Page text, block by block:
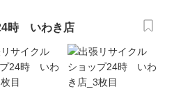
時 いわき店